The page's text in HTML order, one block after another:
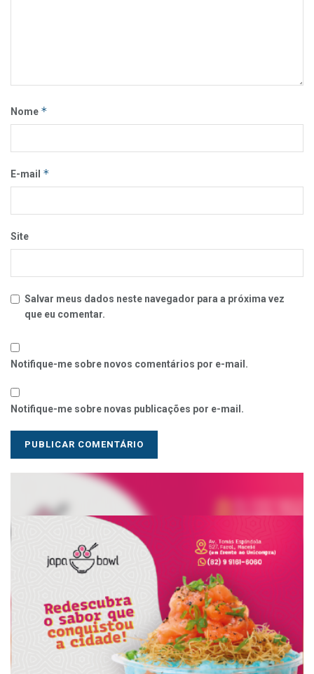
Nome *
E-mail *
Site
Salvar meus dados neste navegador para a próxima vez
que eu comentar.
Notifique-me sobre novos comentários por e-mail.
Notifique-me sobre novas publicações por e-mail.